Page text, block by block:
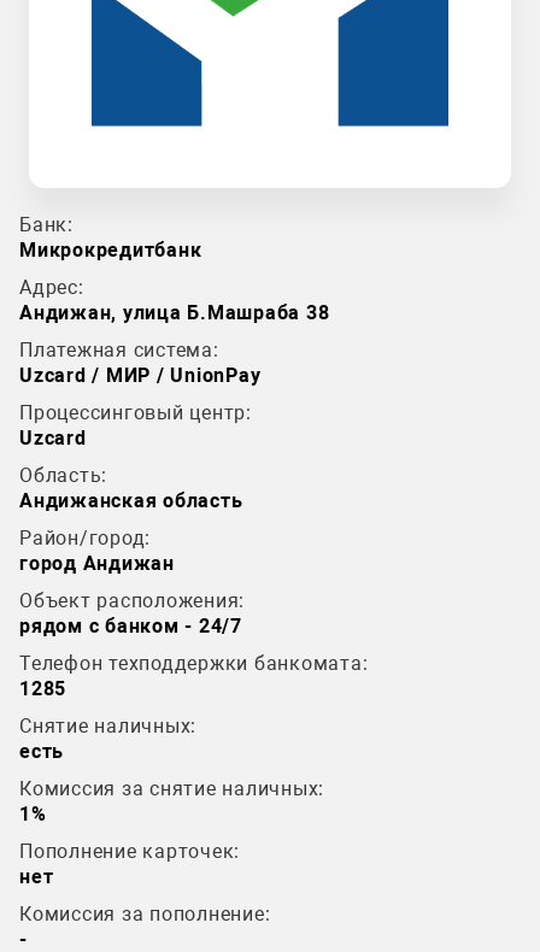
Банк:
Микрокредитбанк
Адрес:
Андижан, улица Б.Машраба 38
Платежная система:
Uzcard / МИР / UnionPay
Процессинговый центр:
Uzcard
Область:
Андижанская область
Район/город:
город Андижан
Объект расположения:
рядом с банком - 24/7
Телефон техподдержки банкомата:
1285
Снятие наличных:
есть
Комиссия за снятие наличных:
1%
Пополнение карточек:
нет
Комиссия за пополнение:
-